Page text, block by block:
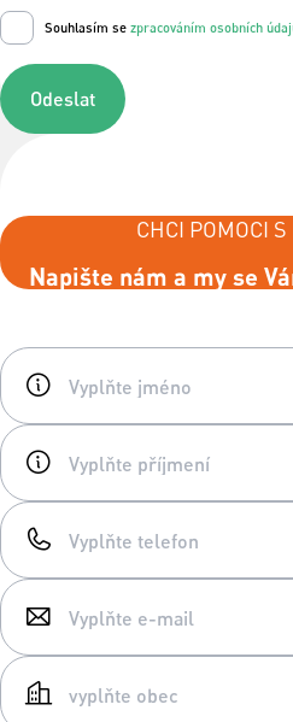
Souhlasím se zpracováním osobních
Odeslat
CHCI POMOCI
Napište nám a my se